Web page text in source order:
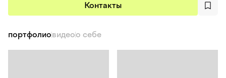
Контакты
портфолиовидеоо себе